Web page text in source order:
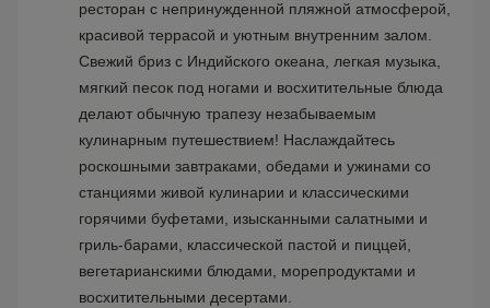
ресторан с непринужденной пляжной атмосферой,
красивой террасой и уютным внутренним залом.
Свежий бриз с Индийского океана, легкая музыка,
мягкий песок под ногами и восхитительные блюда
делают обычную трапезу незабываемым
кулинарным путешествием! Наслаждайтесь
роскошными завтраками, обедами и ужинами со
станциями живой кулинарии и классическими
горячими буфетами, изысканными салатными и
гриль-барами, классической пастой и пиццей,
вегетарианскими блюдами, морепродуктами и
восхитительными десертами.